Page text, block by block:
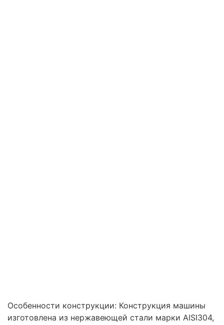
Особенности конструкции: Конструкция машины
изготовлена из нержавеющей стали марки AISI304,